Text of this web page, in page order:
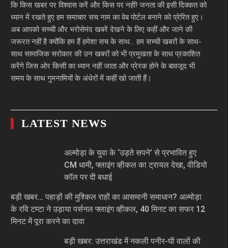
कि किस खबर पर विश्वास करें और किस पर नहीं! जनता की इसी दिक्कत को
ध्यान में रखते हुए हम समाचार सच नाम का वेब पोर्टल बनाने को प्रेरित हुए।
अब आपको सच्ची और भरोसेमंद खबरें देखने के लिए कहीं और जाने की
जरूरत नहीं है क्योंकि हम हैं हमेशा सच के साथ… हम सच्ची खबरों के साथ-
साथ सामाजिक सरोकार की उन खबरों को भी प्रमुखता के साथ प्रकाशित
करेंगे जिस ओर किसी का ध्यान नहीं जाता और प्रेरक होने के बावजूद भी
समय के साथ गुमनामियों के अंधेरों में कहीं खो जाती हैं।
LATEST NEWS
अल्मोड़ा के युवा के ‘उड़ते सपने’ से प्रभावित हुए
CM धामी, फ्लाइंग व्हीकल का ट्रायल देखा, वीडियो
कॉल पर दी बधाई
बड़ी खबर… पहाड़ों की मुश्किल राहों का आसमानी समाधान? अल्मोड़ा
के रवि टम्टा ने उड़ाया पर्सनल फ्लाइंग व्हीकल, 40 मिनट का सफर 12
मिनट में पूरा करने का दावा
बड़ी खबर: उत्तराखंड में नकली पनीर-घी वालों की